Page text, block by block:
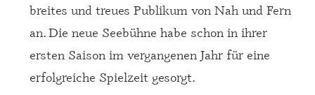
breites und treues Publikum von Nah und Fern
an. Die neue Seebühne habe schon in ihrer
ersten Saison im vergangenen Jahr für eine
erfolgreiche Spielzeit gesorgt.